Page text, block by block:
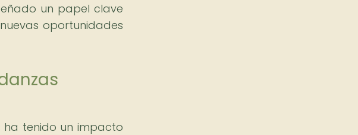
un papel clave
oportunidades
tenido un impacto